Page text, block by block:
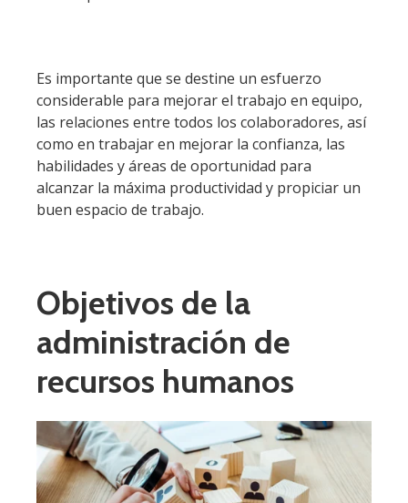
Es importante que se destine un esfuerzo
considerable para mejorar el trabajo en equipo,
las relaciones entre todos los colaboradores, así
como en trabajar en mejorar la confianza, las
habilidades y áreas de oportunidad para
alcanzar la máxima productividad y propiciar un
buen espacio de trabajo.
Objetivos de la
administración de
recursos humanos